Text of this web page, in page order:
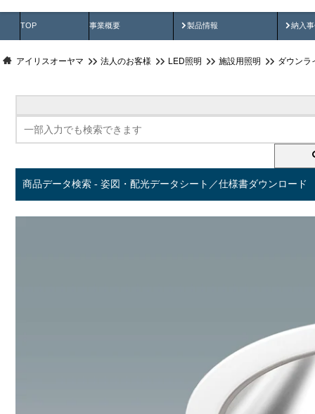
TOP 事業概要 製品情報
製品動画 納入
納
アイリスオーヤマ 法人のお客様 LED照明 施設用照明 ダウンラ
商品データ検索 - 姿図・配光データシート／仕様書ダウンロード